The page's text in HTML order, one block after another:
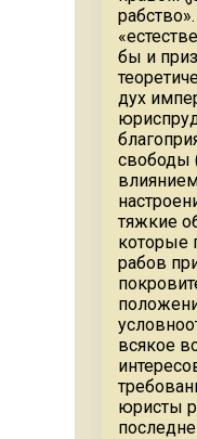
бы и
дух
свободы
тяжкие
которые
рабов
всякое
юристы